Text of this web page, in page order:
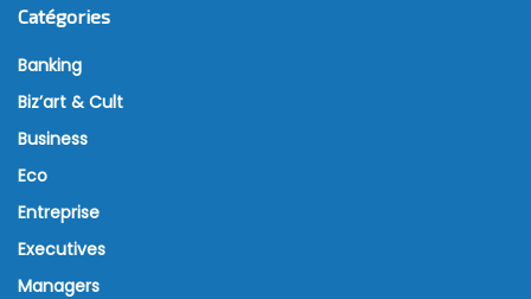
Catégories
Banking
Biz’art & Cult
Business
Eco
Entreprise
Executives
Managers